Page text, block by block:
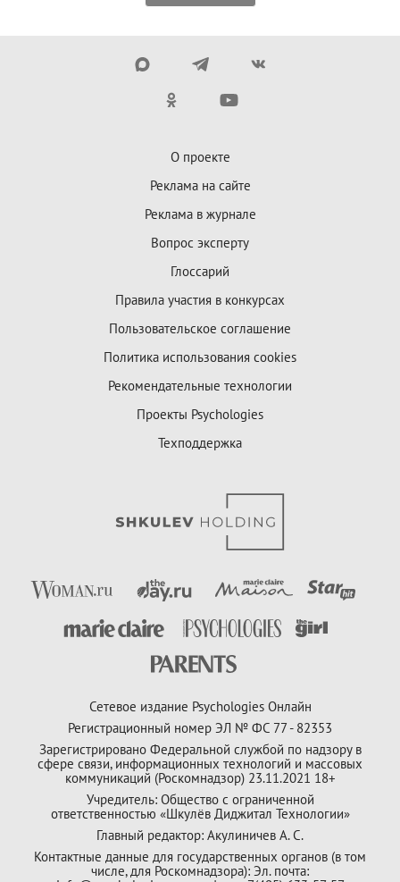
О проекте
Реклама на сайте
Реклама в журнале
Вопрос эксперту
Глоссарий
Правила участия в конкурсах
Пользовательское соглашение
Политика использования cookies
Рекомендательные технологии
Проекты Psychologies
Техподдержка
Сетевое издание Psychologies Онлайн
Регистрационный номер ЭЛ № ФС 77 - 82353
Зарегистрировано Федеральной службой по надзору в
сфере связи, информационных технологий и массовых
коммуникаций (Роскомнадзор) 23.11.2021 18+
Учредитель: Общество с ограниченной
ответственностью «Шкулёв Диджитал Технологии»
Главный редактор: Акулиничев А. С.
Контактные данные для государственных органов (в том
числе, для Роскомнадзора): Эл. почта: